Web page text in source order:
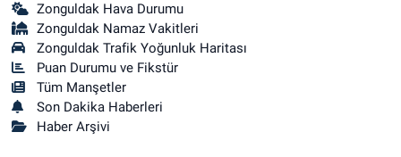
Zonguldak Hava Durumu
Zonguldak Namaz Vakitleri
Zonguldak Trafik Yoğunluk Haritası
Puan Durumu ve Fikstür
Tüm Manşetler
Son Dakika Haberleri
Haber Arşivi